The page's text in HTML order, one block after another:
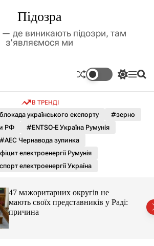
Підозра
де виникають підозри, там
з'являємося ми
П
м
к
о
р
о
М П
В ТРЕНДІ
українського експорту
#зерно
РФ
#ENTSO-E Україна Румунія
#АЕС Чернавода зупинка
електроенергії Румунія
електроенергії Україна
47 мажоритарних округів не
мають своїх представників у Раді:
причина